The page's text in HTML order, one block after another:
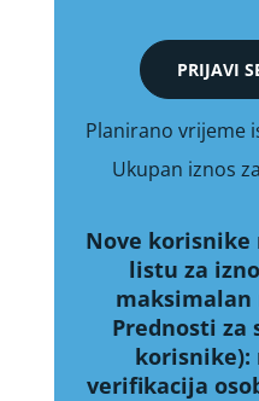
PRIJAVI
Planirano vrijeme
Ukupan iznos
Nove
listu za
maksimalan
Prednosti za
korisnike):
verifikacija